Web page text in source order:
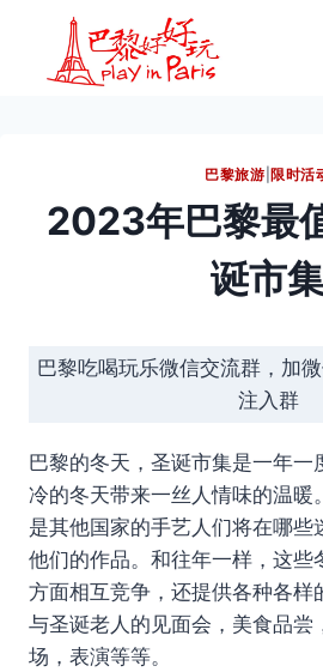
巴黎旅游 限时活
2023年巴黎最
诞市
巴黎吃喝玩乐微信交流群，加
注入群
巴黎的冬天，圣诞市集是一年一
冷的冬天带来一丝人情味的温暖
是其他国家的手艺人们将在哪些
他们的作品。和往年一样，这些
方面相互竞争，还提供各种各样
与圣诞老人的见面会，美食品尝
场，表演等等。